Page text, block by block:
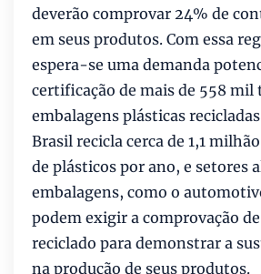
deverão comprovar 24% de
em seus produtos. Com essa
espera-se uma demanda
certificação de mais de 558 mil
embalagens plásticas
Brasil recicla cerca de 1,1
de plásticos por ano, e setores
embalagens, como o
podem exigir a comprovação
reciclado para demonstrar a
na produção de seus produtos.